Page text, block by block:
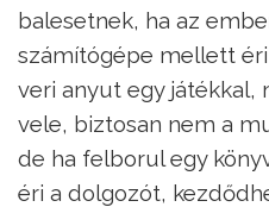
balesetnek, ha az
számítógépe mellett
veri anyut egy játékkal,
vele, biztosan nem a
de ha felborul egy
éri a dolgozót,